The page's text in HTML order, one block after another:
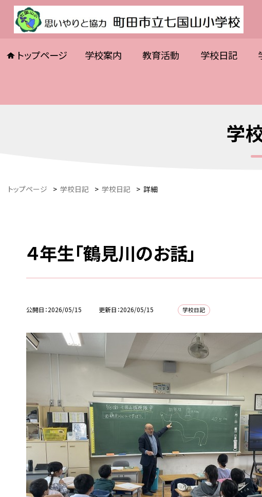
トップページ 学校案内 教育活動 学校日記
学
トップページ > 学校日記 > 学校日記 > 詳細
４年生「鶴見川のお話」
公開日 2026/05/15 更新日 2026/05/15 学校日記